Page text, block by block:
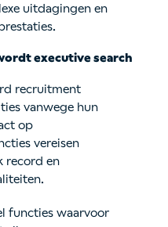
uitdagingen en
executive search
recruitment
vanwege hun
op
vereisen
record en
functies waarvoor